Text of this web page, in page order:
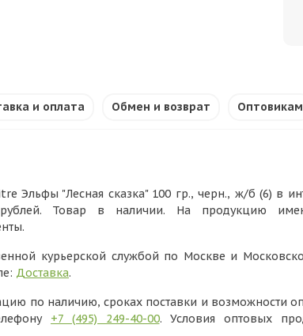
и оплата Обмен и возврат Оптовикам
Эльфы "Лесная сказка" 100 гр., черн., ж/б (6) в
Товар в наличии. На продукцию
курьерской службой по Москве и
Доставка.
по наличию, сроках поставки и возможности
+7 (495) 249-40-00. Условия оптовых